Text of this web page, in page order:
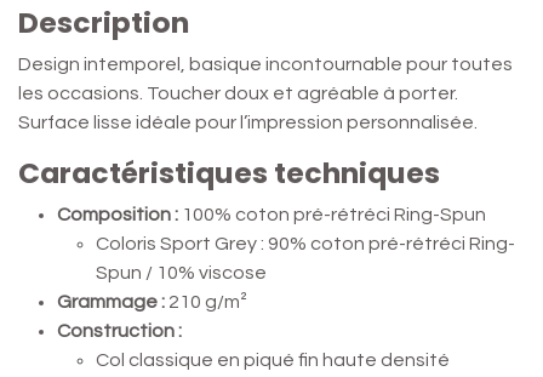
Description
Design intemporel, basique incontournable pour toutes
les occasions. Toucher doux et agréable à porter.
Surface lisse idéale pour l’impression personnalisée.
Caractéristiques techniques
Composition : 100% coton pré-rétréci Ring-Spun
Coloris Sport Grey : 90% coton pré-rétréci Ring-
Spun / 10% viscose
Grammage : 210 g/m²
Construction :
Col classique en piqué fin haute densité